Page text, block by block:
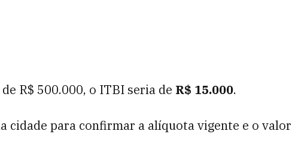
R$ 500.000, o ITBI seria de R$ 15.000.
cidade para confirmar a alíquota vigente e o valor